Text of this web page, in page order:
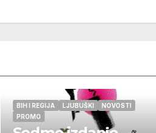
BIH I REGIJA LJUBUŠKI
NOVOSTI
PROMO